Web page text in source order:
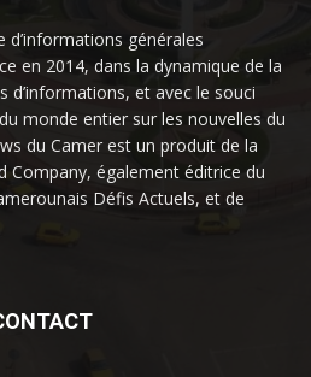
d’informations générales
en 2014, dans la dynamique de la
d’informations, et avec le souci
monde entier sur les nouvelles du
du Camer est un produit de la
Company, également éditrice du
Défis Actuels, et de